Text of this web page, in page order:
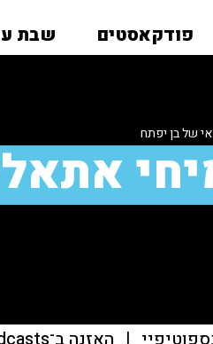
פודקאסטים שבת
של בן יפתח